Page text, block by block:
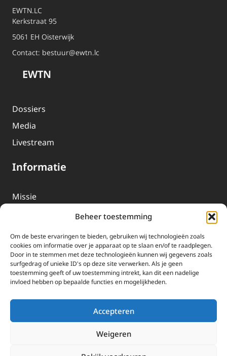
Beheer toestemming
Om de beste ervaringen te bieden, gebruiken wij technologieën zoals
cookies om informatie over je apparaat op te slaan en/of te raadplegen.
Door in te stemmen met deze technologieën kunnen wij gegevens zoals
surfgedrag of unieke ID's op deze site verwerken. Als je geen
toestemming geeft of uw toestemming intrekt, kan dit een nadelige
invloed hebben op bepaalde functies en mogelijkheden.
Accepteren
Weigeren
EWTN.LC
Kerkstraat 95
5061 EH Oisterwijk
Contact: bestuur@ewtn.lc
EWTN
Dossiers
Media
Livestream
Informatie
Missie
EWTN-Team
Organisatiegegevens
Doneren
EWTN wordt uitsluitend gefinancierd door uw donaties.
Wij ontvangen bewust geen advertentie-inkomsten of